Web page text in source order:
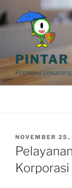
to
content
PINTAR
Proteksi
POSTED
ON
NOVEMBER
Korporasi